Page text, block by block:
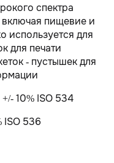
спектра
пищевие и
используется для
для печати
- пустышек для
10% ISO 534
ISO 536